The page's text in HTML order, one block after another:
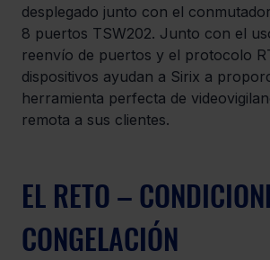
desplegado junto con el
8 puertos TSW202. Junto con el
reenvío de puertos y el protocolo
dispositivos ayudan a Sirix a
herramienta perfecta de
remota a sus clientes.
EL RETO –
CONGELACIÓN